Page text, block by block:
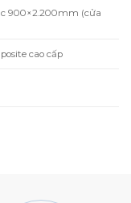
900×2.200mm (cửa
cao cấp